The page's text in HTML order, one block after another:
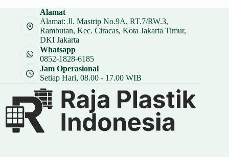
Alamat
Alamat: Jl. Mastrip No.9A, RT.7/RW.3,
Rambutan, Kec. Ciracas, Kota Jakarta Timur,
DKI Jakarta
Whatsapp
0852-1828-6185
Jam Operasional
Setiap Hari, 08.00 - 17.00 WIB